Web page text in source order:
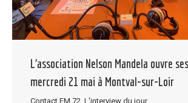
L’association Nelson Mandela ouvre
mercredi 21 mai à Montval-sur-Loir
Contact FM 72 L'interview du jour